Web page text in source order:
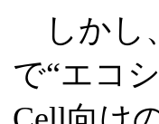
しかし
で“エコ